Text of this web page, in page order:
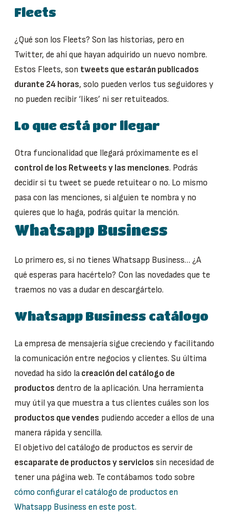
Fleets
¿Qué son los Fleets? Son las historias, pero en
Twitter, de ahí que hayan adquirido un nuevo nombre.
Estos Fleets, son tweets que estarán publicados
durante 24 horas, solo pueden verlos tus seguidores y
no pueden recibir ‘likes’ ni ser retuiteados.
Lo que está por llegar
Otra funcionalidad que llegará próximamente es el
control de los Retweets y las menciones. Podrás
decidir si tu tweet se puede retuitear o no. Lo mismo
pasa con las menciones, si alguien te nombra y no
quieres que lo haga, podrás quitar la mención.
Whatsapp Business
Lo primero es, si no tienes Whatsapp Business… ¿A
qué esperas para hacértelo? Con las novedades que te
traemos no vas a dudar en descargártelo.
Whatsapp Business catálogo
La empresa de mensajería sigue creciendo y facilitando
la comunicación entre negocios y clientes. Su última
novedad ha sido lacreación del catálogo de
productos dentro de la aplicación. Una herramienta
muy útil ya que muestra a tus clientes cuáles son los
productos que vendes pudiendo acceder a ellos de una
manera rápida y sencilla.
El objetivo del catálogo de productos es servir de
escaparate de productos y servicios sin necesidad de
tener una página web. Te contábamos todo sobre
cómo configurar el catálogo de productos en
Whatsapp Business en este post.